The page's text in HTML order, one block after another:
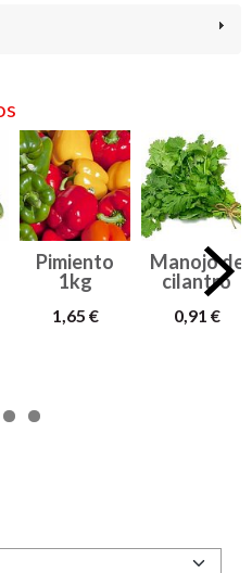
Pimiento
1kg
1,65 €
Manojo de
cilantro
0,91 €